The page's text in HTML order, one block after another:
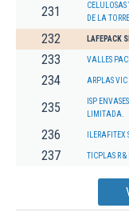
231
CELULOSAS
DE LA TORRE
232 LAFEPACK
233 VALLES
234 ARPLAS VIC
235
ISP
LIMITADA.
236 ILERAFITEX
237 TICPLAS R &